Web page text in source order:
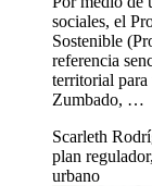
sociales, el
Sostenible
referencia
territorial
Zumbado, …
Scarleth
plan
urbano